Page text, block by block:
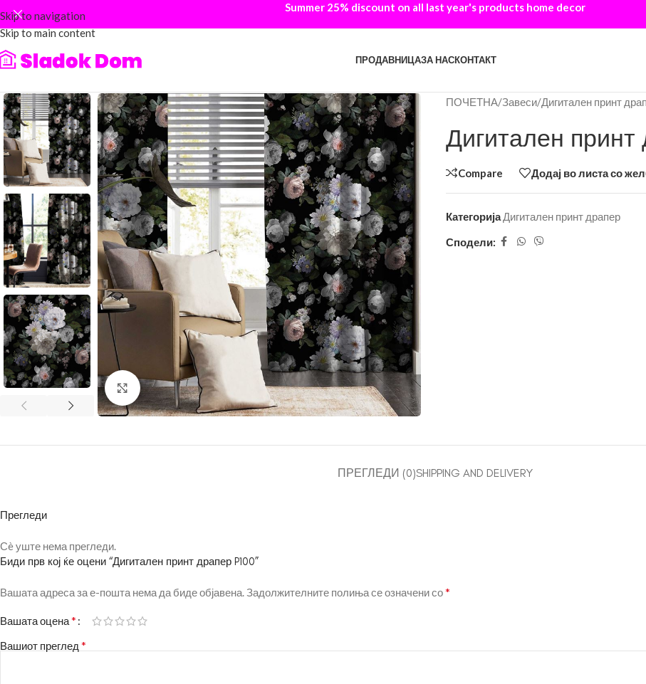
Skip to navigation
Skip to main content
Summer 25% discount on all last year's products home decor
ПРОДАВНИЦАЗА НАСКОНТАКТ
Click to enlarge
ПОЧЕТНА/Завеси/Дигитален принт
Дигитален принт
Compare Додај во листа со
Категорија Дигитален принт драпер
Сподели:
ПРЕГЛЕДИ (0)SHIPPING AND DELIVERY
Прегледи
Сè уште нема прегледи.
Биди прв кој ќе оцени “Дигитален принт драпер P100”
Вашата адреса за е-пошта нема да биде објавена.Задолжителните полиња се означени со*
Вашата оцена*
Вашиот преглед *